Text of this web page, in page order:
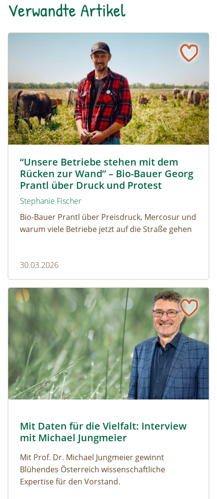
Verwandte Artikel
“Unsere Betriebe stehen mit dem
Rücken zur Wand” – Bio-Bauer Georg
Prantl über Druck und Protest
Stephanie Fischer
Bio-Bauer Prantl über Preisdruck, Mercosur und
warum viele Betriebe jetzt auf die Straße gehen
30.03.2026
“Unsere Betriebe stehen mit dem Rücken zur Wand” –
Naturmagazin: Mit Daten für die Vielfalt: Interview mit
Naturmagazin: Mit Daten für die Vielfalt: Interview mit
Mit Daten für die Vielfalt: Interview
mit Michael Jungmeier
Mit Prof. Dr. Michael Jungmeier gewinnt
Blühendes Österreich wissenschaftliche
Expertise für den Vorstand.
Mit Daten für die Vielfalt: Interview mit Michael Jungmeier